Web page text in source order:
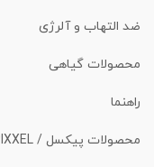
ضد التهاب و آلرژی
محصولات گیاهی
راهنما
محصولات پیکسل / PIXXEL